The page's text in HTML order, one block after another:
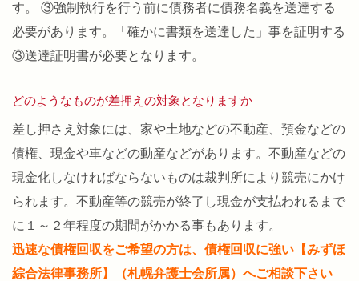
す。 ③強制執行を行う前に債務者に債務名義を送達する
必要があります。「確かに書類を送達した」事を証明する
③送達証明書が必要となります。
どのようなものが差押えの対象となりますか
差し押さえ対象には、家や土地などの不動産、預金などの
債権、現金や車などの動産などがあります。不動産などの
現金化しなければならないものは裁判所により競売にかけ
られます。不動産等の競売が終了し現金が支払われるまで
に１～２年程度の期間がかかる事もあります。
迅速な債権回収をご希望の方は、債権回収に強い【みずほ
綜合法律事務所】（札幌弁護士会所属）へご相談下さい